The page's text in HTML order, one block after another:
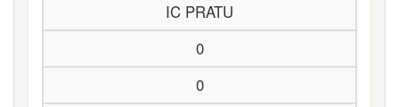
IC PRATU
0
0